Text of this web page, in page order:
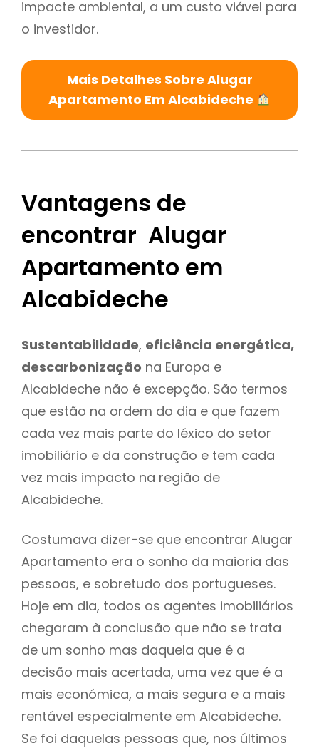
impacte ambiental, a um custo viável para
o investidor.
Mais Detalhes Sobre Alugar
Apartamento Em Alcabideche
Vantagens de
encontrar Alugar
Apartamento em
Alcabideche
Sustentabilidade, eficiência energética,
descarbonização na Europa e
Alcabideche não é excepção. São termos
que estão na ordem do dia e que fazem
cada vez mais parte do léxico do setor
imobiliário e da construção e tem cada
vez mais impacto na região de
Alcabideche.
Costumava dizer-se que encontrar Alugar
Apartamento era o sonho da maioria das
pessoas, e sobretudo dos portugueses.
Hoje em dia, todos os agentes imobiliários
chegaram à conclusão que não se trata
de um sonho mas daquela que é a
decisão mais acertada, uma vez que é a
mais económica, a mais segura e a mais
rentável especialmente em Alcabideche.
Se foi daquelas pessoas que, nos últimos